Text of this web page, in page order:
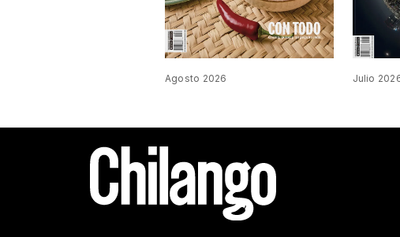
Agosto 2026 Julio